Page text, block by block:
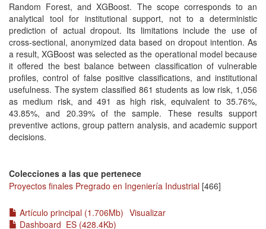
Random Forest, and XGBoost. The scope corresponds to an
analytical tool for institutional support, not to a deterministic
prediction of actual dropout. Its limitations include the use of
cross-sectional, anonymized data based on dropout intention. As
a result, XGBoost was selected as the operational model because
it offered the best balance between classification of vulnerable
profiles, control of false positive classifications, and institutional
usefulness. The system classified 861 students as low risk, 1,056
as medium risk, and 491 as high risk, equivalent to 35.76%,
43.85%, and 20.39% of the sample. These results support
preventive actions, group pattern analysis, and academic support
decisions.
Colecciones a las que pertenece
Proyectos finales Pregrado en Ingeniería Industrial [466]
Artículo principal (1.706Mb) Visualizar
Dashboard_ES (428.4Kb)